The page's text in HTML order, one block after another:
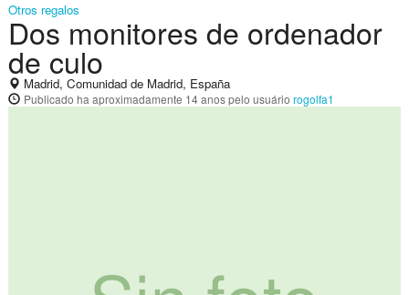
Otros regalos
Dos monitores de ordenador
de culo
Madrid, Comunidad de Madrid, España
Publicado ha aproximadamente 14 anospelo usuário rogolfa1